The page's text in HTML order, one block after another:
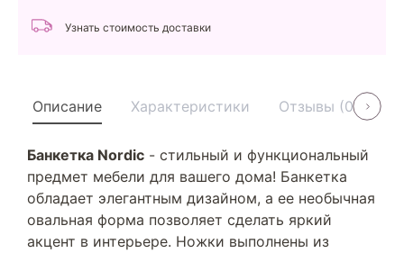
Узнать стоимость доставки
Описание Характеристики Отзывы (0)
Банкетка Nordic - стильный и функциональный
предмет мебели для вашего дома! Банкетка
обладает элегантным дизайном, а ее необычная
овальная форма позволяет сделать яркий
акцент в интерьере. Ножки выполнены из